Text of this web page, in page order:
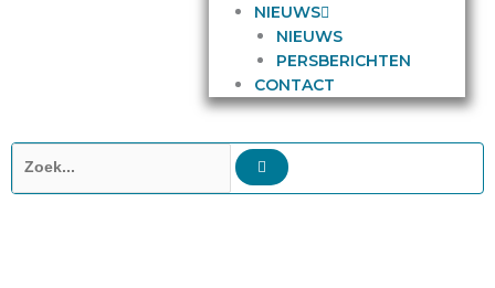
NIEUWS
NIEUWS
PERSBERICHTEN
CONTACT
Zoeken